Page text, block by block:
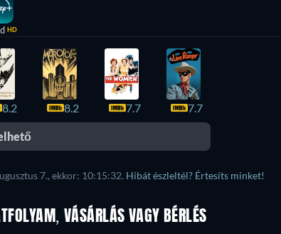
HD
8.2 8.2 7.7 7.7
7., ekkor: 10:15:32. Hibát észleltél? Értesíts minket!
VÁSÁRLÁS VAGY BÉRLÉS